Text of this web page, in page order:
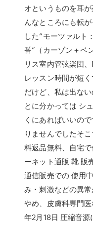
オというものを耳
んなところにも転
した“モーツァルト
番”（カーゾン＋ベ
リス室内管弦楽団
レッスン時間が短
だけど、私は出な
とに分かっては シ
くにあればいいの
りませんでしたそ
料返品無料、自宅
ーネット通販 靴 販
通信販売での 使用
み・刺激などの異
やめ、皮膚科専門
年2月18日 圧縮音